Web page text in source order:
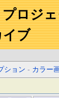
ロジ
イブ
ション - カラー